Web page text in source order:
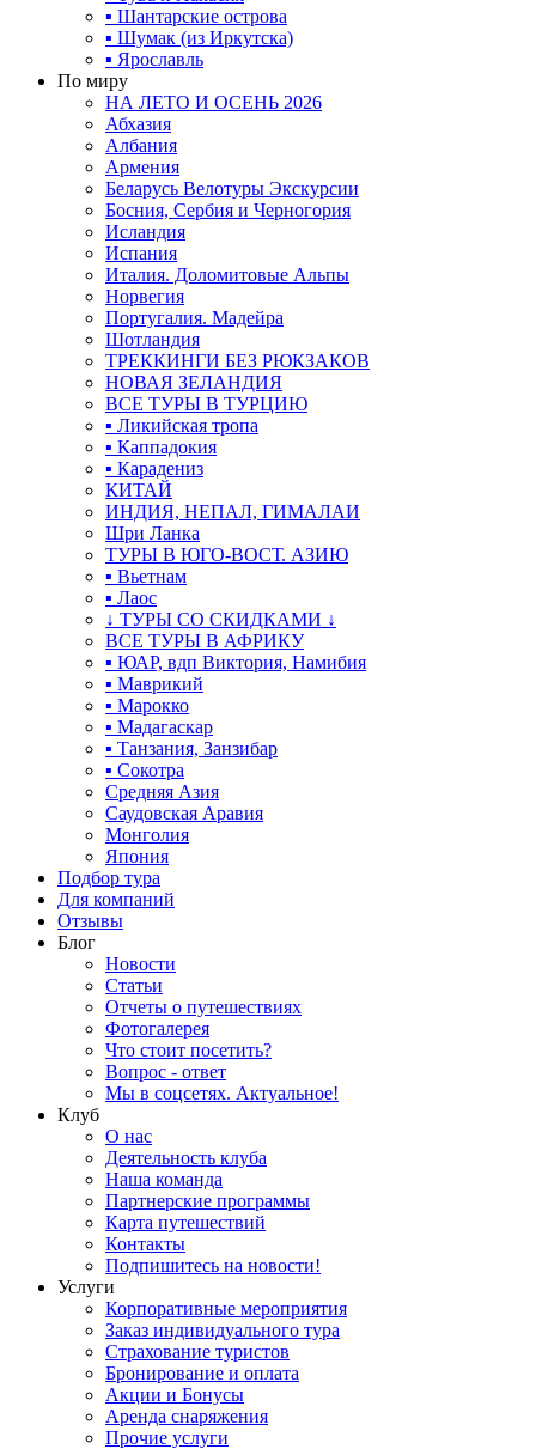
▪ Шантарские острова
▪ Шумак (из Иркутска)
▪ Ярославль
По миру
НА ЛЕТО И ОСЕНЬ 2026
Абхазия
Албания
Армения
Беларусь Велотуры Экскурсии
Босния, Сербия и Черногория
Исландия
Испания
Италия. Доломитовые Альпы
Норвегия
Португалия. Мадейра
Шотландия
ТРЕККИНГИ БЕЗ РЮКЗАКОВ
НОВАЯ ЗЕЛАНДИЯ
ВСЕ ТУРЫ В ТУРЦИЮ
▪ Ликийская тропа
▪ Каппадокия
▪ Карадениз
КИТАЙ
ИНДИЯ, НЕПАЛ, ГИМАЛАИ
Шри Ланка
ТУРЫ В ЮГО-ВОСТ. АЗИЮ
▪ Вьетнам
▪ Лаос
↓ ТУРЫ СО СКИДКАМИ ↓
ВСЕ ТУРЫ В АФРИКУ
▪ ЮАР, вдп Виктория, Намибия
▪ Маврикий
▪ Марокко
▪ Мадагаскар
▪ Танзания, Занзибар
▪ Сокотра
Средняя Азия
Саудовская Аравия
Монголия
Япония
Подбор тура
Для компаний
Отзывы
Блог
Новости
Статьи
Отчеты о путешествиях
Фотогалерея
Что стоит посетить?
Вопрос - ответ
Мы в соцсетях. Актуальное!
Клуб
О нас
Деятельность клуба
Наша команда
Партнерские программы
Карта путешествий
Контакты
Подпишитесь на новости!
Услуги
Корпоративные мероприятия
Заказ индивидуального тура
Страхование туристов
Бронирование и оплата
Акции и Бонусы
Аренда снаряжения
Прочие услуги